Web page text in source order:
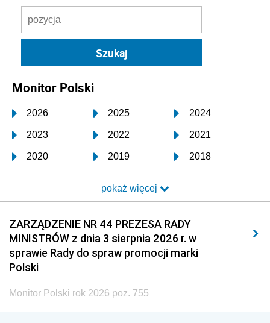
Monitor Polski
2026 2025 2024
2023 2022 2021
2020 2019 2018
2017 2016 2015
2014 2013 2012
2011 2010 2009
2008 2007 2006
2005
pokaż więcej
ZARZĄDZENIE NR 44 PREZESA RADY
MINISTRÓW z dnia 3 sierpnia 2026 r. w
sprawie Rady do spraw promocji marki
Polski
Monitor Polski rok 2026 poz. 755